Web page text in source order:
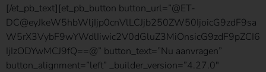
[/et_pb_text][et_pb_button button_url=”@ET-
DC@eyJkeW5hbWljIjp0cnVlLCJjb250ZW50IjoicG9zdF9sa
W5rX3VybF9wYWdlIiwic2V0dGluZ3MiOnsicG9zdF9pZCI6
IjIzODYwMCJ9fQ==@” button_text=”Nu aanvragen”
button_alignment=”left” _builder_version=”4.27.0″